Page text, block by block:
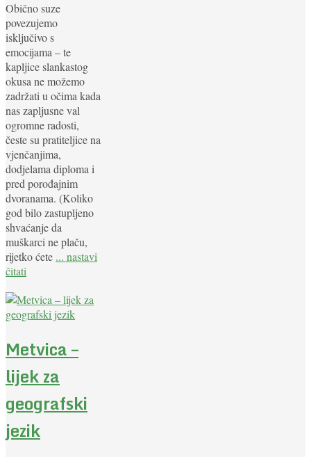
Obično suze
povezujemo
isključivo s
emocijama – te
kapljice slankastog
okusa ne možemo
zadržati u očima kada
nas zapljusne val
ogromne radosti,
česte su pratiteljice na
vjenčanjima,
dodjelama diploma i
pred porođajnim
dvoranama. (Koliko
god bilo zastupljeno
shvaćanje da
muškarci ne plaču,
rijetko ćete ... nastavi
čitati
Metvica –
lijek za
geografski
jezik